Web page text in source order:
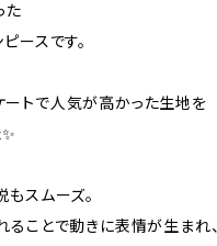
た
ースです。
トで人気が高かった生地を
スムーズ。
ことで動きに表情が生まれ、